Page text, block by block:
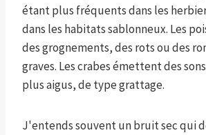
étant plus fréquents dans les
dans les habitats sablonneux. Les
des grognements, des rots ou des
graves. Les crabes émettent des
plus aigus, de type grattage.
J'entends souvent un bruit sec qui